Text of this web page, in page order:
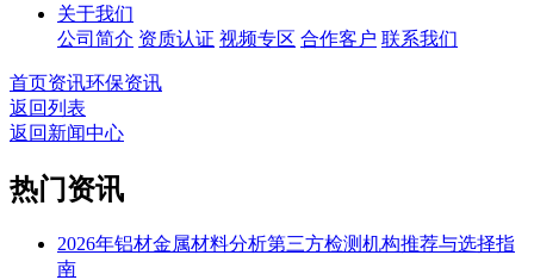
关于我们
公司简介 资质认证 视频专区 合作客户 联系我们
首页资讯环保资讯
返回列表
返回新闻中心
热门资讯
2026年铝材金属材料分析第三方检测机构推荐与选择指
南